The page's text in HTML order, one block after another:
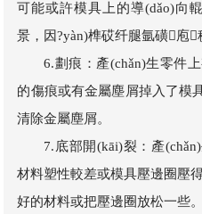
可能或許模具上的導(dǎo)向
景，因?yàn)榫砹纤腿氩磺庖
6.劃痕：產(chǎn)生零件上
的傷痕或有金屬塵屑掉入了模
清除金屬塵屑。
7.底部開(kāi)裂：產(chǎn)
材料塑性較差或模具壓邊圈壓
好的材料或把壓邊圈放松一些。